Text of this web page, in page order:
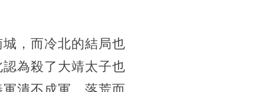
，而冷北的結局也
為殺了大靖太子也